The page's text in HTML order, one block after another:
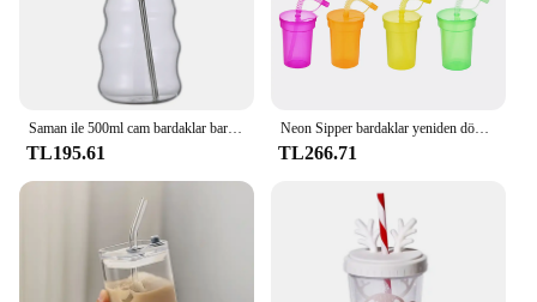
Saman ile 500ml cam bardaklar bardak cam turşu kavanozu temizle suyu kahve süt kupası bambu kapaklı Drinkware şerit bira kupası
TL195.61
Neon Sipper bardaklar yeniden dökülme geçirmez içme kapaklı kupa ve payet doğum günü partisi seyahat Xmas suyu kupa su şişesi
TL266.71